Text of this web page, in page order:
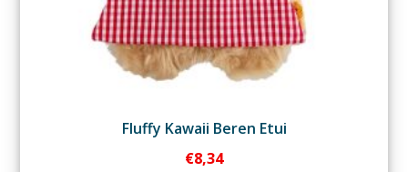
Fluffy Kawaii Beren Etui
€8,34